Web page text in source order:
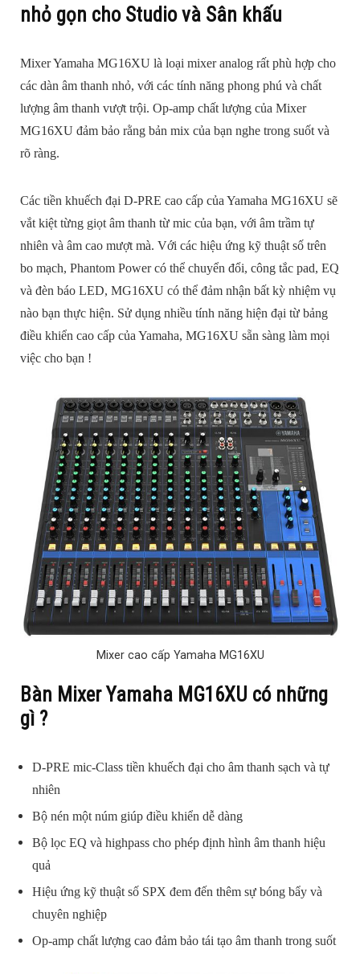
nhỏ gọn cho Studio và Sân khấu
Mixer Yamaha MG16XU là loại mixer analog rất phù hợp cho
các dàn âm thanh nhỏ, với các tính năng phong phú và chất
lượng âm thanh vượt trội. Op-amp chất lượng của Mixer
MG16XU đảm bảo rằng bản mix của bạn nghe trong suốt và
rõ ràng.
Các tiền khuếch đại D-PRE cao cấp của Yamaha MG16XU sẽ
vắt kiệt từng giọt âm thanh từ mic của bạn, với âm trầm tự
nhiên và âm cao mượt mà. Với các hiệu ứng kỹ thuật số trên
bo mạch, Phantom Power có thể chuyển đổi, công tắc pad, EQ
và đèn báo LED, MG16XU có thể đảm nhận bất kỳ nhiệm vụ
nào bạn thực hiện. Sử dụng nhiều tính năng hiện đại từ bảng
điều khiển cao cấp của Yamaha, MG16XU sẵn sàng làm mọi
việc cho bạn !
Mixer cao cấp Yamaha MG16XU
Bàn Mixer Yamaha MG16XU có những
gì ?
D-PRE mic-Class tiền khuếch đại cho âm thanh sạch và tự
nhiên
Bộ nén một núm giúp điều khiển dễ dàng
Bộ lọc EQ và highpass cho phép định hình âm thanh hiệu
quả
Hiệu ứng kỹ thuật số SPX đem đến thêm sự bóng bẩy và
chuyên nghiệp
Op-amp chất lượng cao đảm bảo tái tạo âm thanh trong suốt